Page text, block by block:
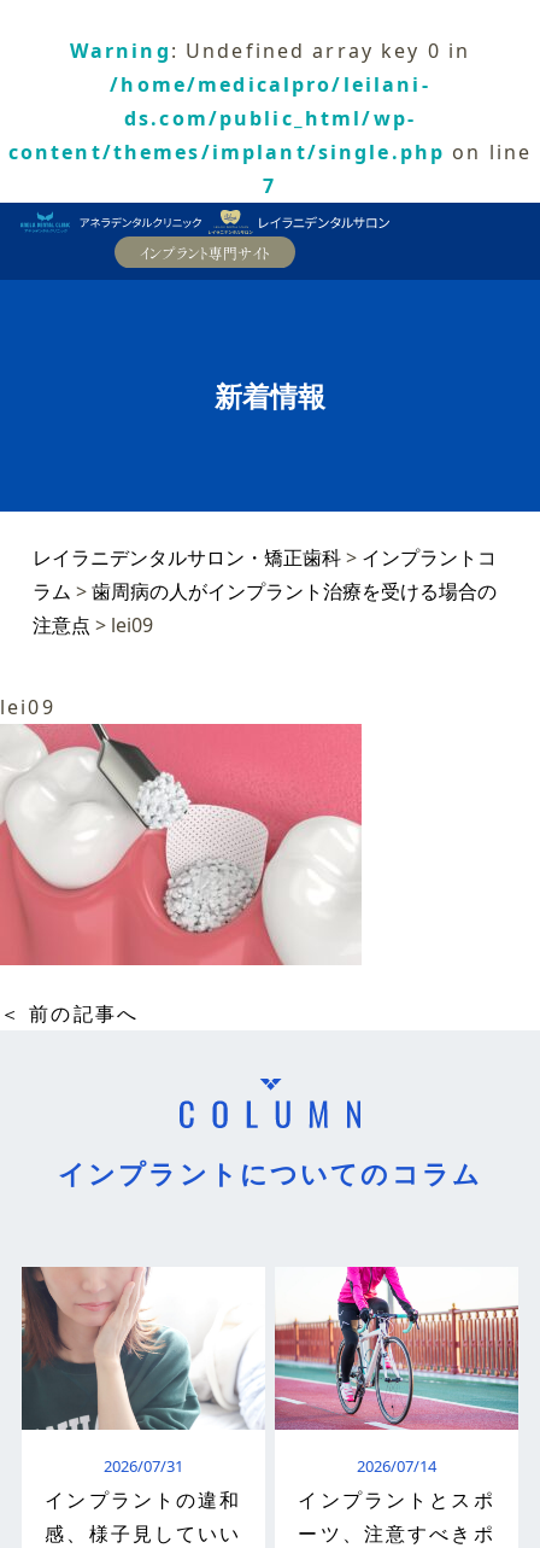
Warning: Undefined array key 0 in
/home/medicalpro/leilani-
ds.com/public_html/wp-
content/themes/implant/single.php on line
7
新着情報
レイラニデンタルサロン・矯正歯科> インプラントコ
ラム >歯周病の人がインプラント治療を受ける場合の
注意点 > lei09
lei09
＜ 前の記事へ
インプラントについてのコラム
2026/07/31
インプラントの違和
感、様子見していい
2026/07/14
インプラントとスポ
ーツ、注意すべきポ